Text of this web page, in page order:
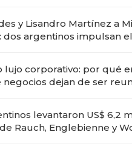
y Lisandro Martínez a
dos argentinos impulsan
lujo corporativo: por qué
negocios dejan de ser
levantaron US$ 6,2
Rauch, Englebienne y